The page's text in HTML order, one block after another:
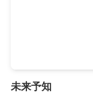
未来予知